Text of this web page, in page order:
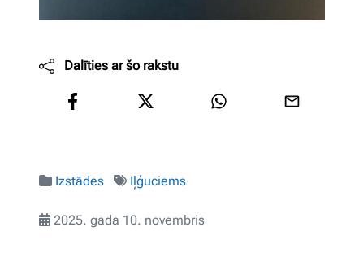
Dalīties ar šo rakstu
Izstādes Iļģuciems
2025. gada 10. novembris